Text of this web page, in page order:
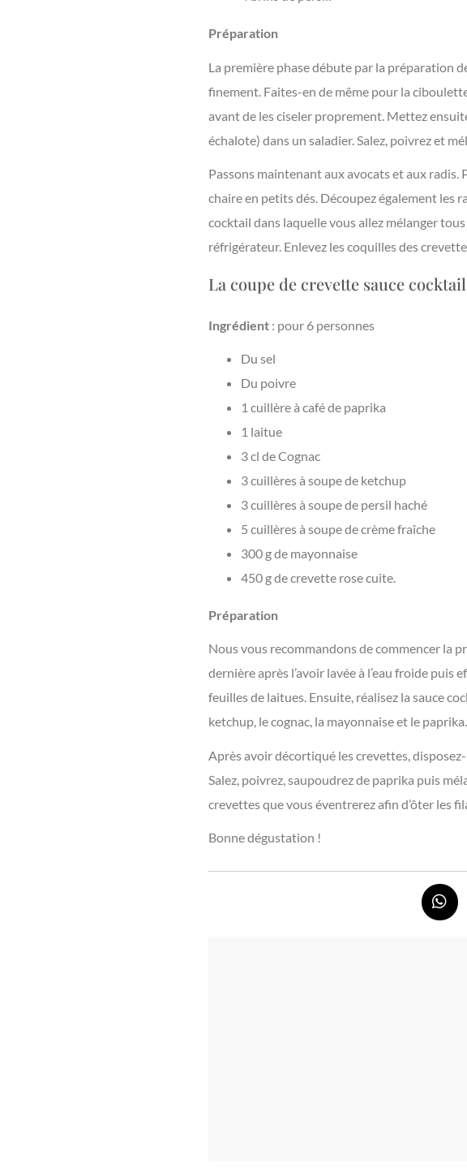
Préparation
La première phase débute par la préparation
finement. Faites-en de même pour la
avant de les ciseler proprement. Mettez
échalote) dans un saladier. Salez, poivrez et
Passons maintenant aux avocats et aux radis.
chaire en petits dés. Découpez également les
cocktail dans laquelle vous allez mélanger
réfrigérateur. Enlevez les coquilles des
La coupe de crevette sauce cocktail
Ingrédient : pour 6 personnes
Du sel
Du poivre
1 cuillère à café de paprika
1 laitue
3 cl de Cognac
3 cuillères à soupe de ketchup
3 cuillères à soupe de persil haché
5 cuillères à soupe de crème fraîche
300 g de mayonnaise
450 g de crevette rose cuite.
Préparation
Nous vous recommandons de commencer la
dernière après l’avoir lavée à l’eau froide puis
feuilles de laitues. Ensuite, réalisez la sauce
ketchup, le cognac, la mayonnaise et le paprika.
Après avoir décortiqué les crevettes,
Salez, poivrez, saupoudrez de paprika puis
crevettes que vous éventrerez afin d’ôter les
Bonne dégustation !